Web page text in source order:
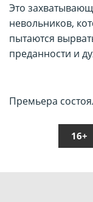
Это
невольников,
пытаются
преданности и
Премьера
16+